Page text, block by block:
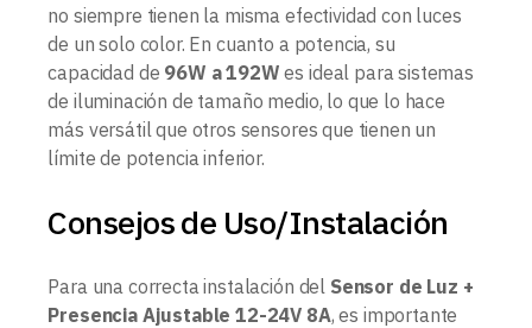
no siempre tienen la misma efectividad con luces
de un solo color. En cuanto a potencia, su
capacidad de 96W a 192W es ideal para sistemas
de iluminación de tamaño medio, lo que lo hace
más versátil que otros sensores que tienen un
límite de potencia inferior.
Consejos de Uso/Instalación
Para una correcta instalación del Sensor de Luz +
Presencia Ajustable 12-24V 8A, es importante